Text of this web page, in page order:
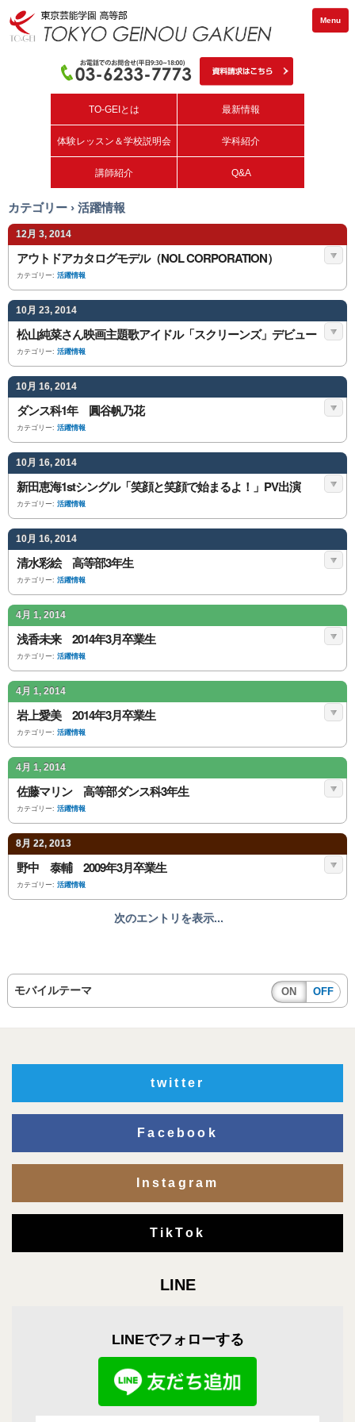
Menu
TO-GEIとは 最新情報
体験レッスン＆学校説明会 学科紹介
講師紹介 Q&A
カテゴリー › 活躍情報
12月 3, 2014
アウトドアカタログモデル（NOL CORPORATION）
カテゴリー: 活躍情報
10月 23, 2014
松山純菜さん映画主題歌アイドル「スクリーンズ」デビュー
カテゴリー: 活躍情報
10月 16, 2014
ダンス科1年 圓谷帆乃花
カテゴリー: 活躍情報
10月 16, 2014
新田恵海1stシングル「笑顔と笑顔で始まるよ！」PV出演
カテゴリー: 活躍情報
10月 16, 2014
清水彩絵 高等部3年生
カテゴリー: 活躍情報
4月 1, 2014
浅香未来 2014年3月卒業生
カテゴリー: 活躍情報
4月 1, 2014
岩上愛美 2014年3月卒業生
カテゴリー: 活躍情報
4月 1, 2014
佐藤マリン 高等部ダンス科3年生
カテゴリー: 活躍情報
8月 22, 2013
野中 泰輔 2009年3月卒業生
カテゴリー: 活躍情報
次のエントリを表示...
モバイルテーマ ON OFF
twitter
Facebook
Instagram
TikTok
LINE
LINEでフォローする